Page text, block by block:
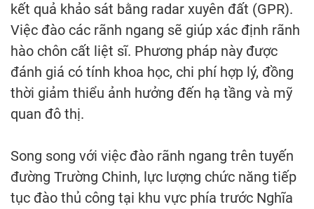
kết quả khảo sát bằng radar xuyên đất (GPR).
Việc đào các rãnh ngang sẽ giúp xác định rãnh
hào chôn cất liệt sĩ. Phương pháp này được
đánh giá có tính khoa học, chi phí hợp lý, đồng
thời giảm thiểu ảnh hưởng đến hạ tầng và mỹ
quan đô thị.
Song song với việc đào rãnh ngang trên tuyến
đường Trường Chinh, lực lượng chức năng tiếp
tục đào thủ công tại khu vực phía trước Nghĩa